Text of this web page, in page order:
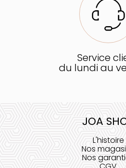
Service
du lundi au
JOA
L'histoire
Nos
Nos